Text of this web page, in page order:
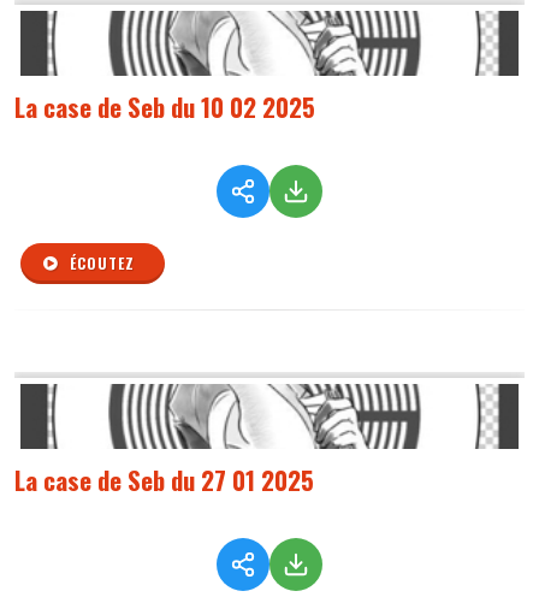
La case de Seb du 10 02 2025
ÉCOUTEZ
La case de Seb du 27 01 2025